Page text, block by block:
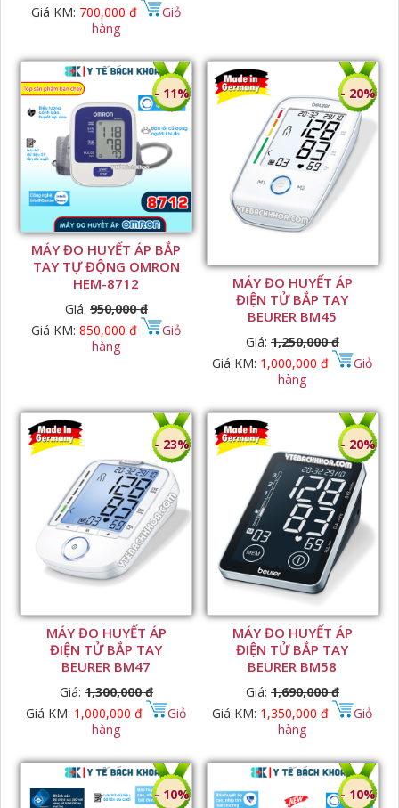
Giá KM: 700,000 đ
Giỏ
hàng
MÁY ĐO HUYẾT ÁP BẮP
TAY TỰ ĐỘNG OMRON
HEM-8712
Giá: 950,000 đ
Giá KM:850,000 đ
Giỏ
hàng
- 11%
MÁY ĐO HUYẾT ÁP
ĐIỆN TỬ BẮP TAY
BEURER BM45
Giá: 1,250,000 đ
Giá KM: 1,000,000 đ
Giỏ
hàng
- 20%
MÁY ĐO HUYẾT ÁP
ĐIỆN TỬ BẮP TAY
BEURER BM47
Giá: 1,300,000 đ
Giá KM: 1,000,000 đ
Giỏ
hàng
- 23%
MÁY ĐO HUYẾT ÁP
ĐIỆN TỬ BẮP TAY
BEURER BM58
Giá: 1,690,000 đ
Giá KM: 1,350,000 đ
Giỏ
hàng
- 20%
- 10% - 10%